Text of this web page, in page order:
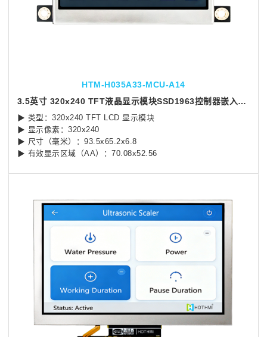
HTM-H035A33-MCU-A14
3.5英寸 320x240 TFT液晶显示模块SSD1963控制器嵌入式人机界面屏幕
▶ 类型：320x240 TFT LCD 显示模块
▶ 显示像素：320x240
▶ 尺寸（毫米）：93.5x65.2x6.8
▶ 有效显示区域（AA）：70.08x52.56